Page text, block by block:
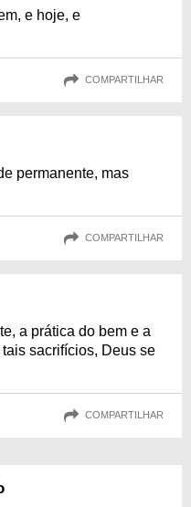
e hoje, e
COMPARTILHAR
permanente, mas
COMPARTILHAR
a prática do bem e a
sacrifícios, Deus se
COMPARTILHAR